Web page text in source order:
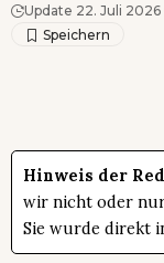
Update 22. Juli
Hinweis der
wir nicht oder
Sie wurde direkt